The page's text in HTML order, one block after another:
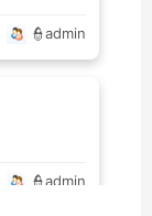
👮admin
👮admin